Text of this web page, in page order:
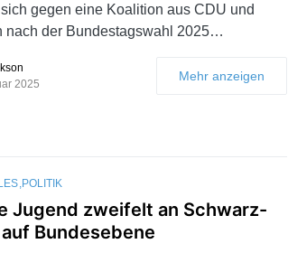
gegen eine Koalition aus CDU und
nach der Bundestagswahl 2025…
2025
Mehr anzeigen
POLITIK
Jugend zweifelt an Schwarz-
Bundesebene